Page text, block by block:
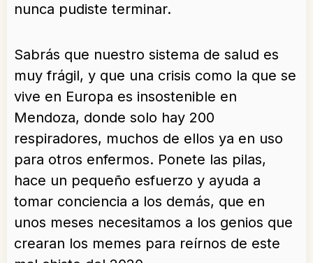
nunca pudiste terminar.
Sabrás que nuestro sistema de salud es
muy frágil, y que una crisis como la que se
vive en Europa es insostenible en
Mendoza, donde solo hay 200
respiradores, muchos de ellos ya en uso
para otros enfermos. Ponete las pilas,
hace un pequeño esfuerzo y ayuda a
tomar conciencia a los demás, que en
unos meses necesitamos a los genios que
crearan los memes para reírnos de este